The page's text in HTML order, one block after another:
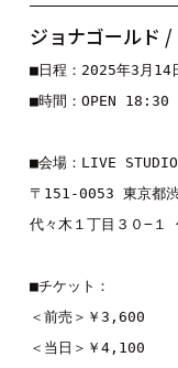
ジョナゴールド
■日程：2025年3月14
■時間：OPEN
■会場：LIVE STUDIO
〒151-0053 東京都
代々木１丁目３０−１
■チケット：
＜前売＞￥3,600
＜当日＞￥4,100